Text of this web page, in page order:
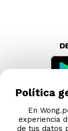
Política
En
experiencia
de tus datos